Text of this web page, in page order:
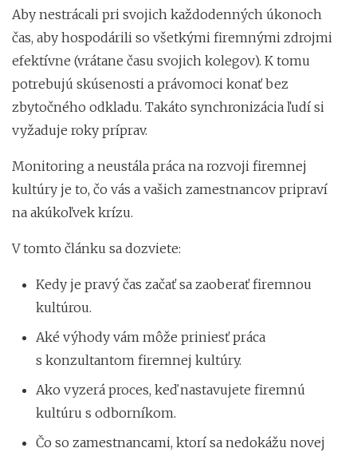
Aby nestrácali pri svojich každodenných úkonoch
čas, aby hospodárili so všetkými firemnými zdrojmi
efektívne (vrátane času svojich kolegov). K tomu
potrebujú skúsenosti a právomoci konať bez
zbytočného odkladu. Takáto synchronizácia ľudí si
vyžaduje roky príprav.
Monitoring a neustála práca na rozvoji firemnej
kultúry je to, čo vás a vašich zamestnancov pripraví
na akúkoľvek krízu.
V tomto článku sa dozviete:
Kedy je pravý čas začať sa zaoberať firemnou
kultúrou.
Aké výhody vám môže priniesť práca
s konzultantom firemnej kultúry.
Ako vyzerá proces, keď nastavujete firemnú
kultúru s odborníkom.
Čo so zamestnancami, ktorí sa nedokážu novej